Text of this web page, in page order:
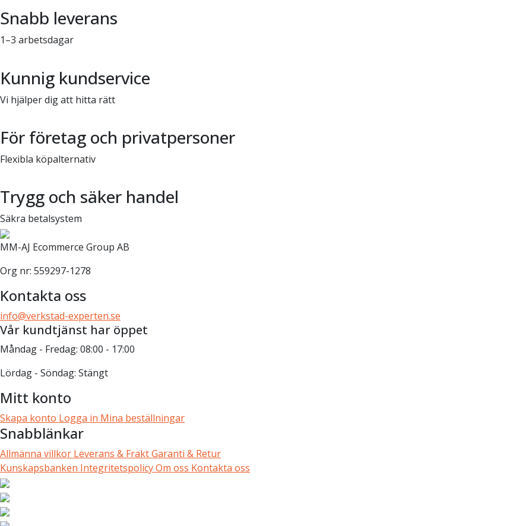
Snabb leverans
1–3 arbetsdagar
Kunnig kundservice
Vi hjälper dig att hitta rätt
För företag och privatpersoner
Flexibla köpalternativ
Trygg och säker handel
Säkra betalsystem
MM-AJ Ecommerce Group AB
Org nr: 559297-1278
Kontakta oss
info@verkstad-experten.se
Vår kundtjänst har öppet
Måndag - Fredag: 08:00 - 17:00
Lördag - Söndag: Stängt
Mitt konto
Skapa konto Logga in Mina beställningar
Snabblänkar
Allmänna villkor Leverans & FraktGaranti & Retur
Kunskapsbanken IntegritetspolicyOm oss Kontakta oss